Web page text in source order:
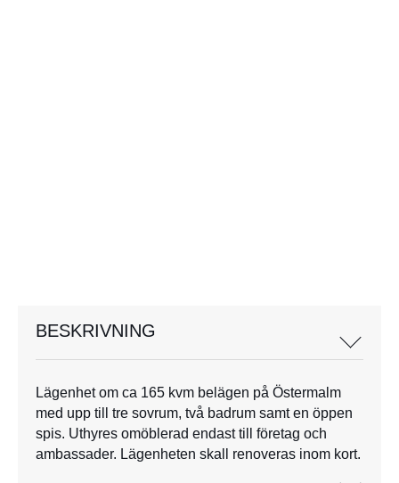
BESKRIVNING
Lägenhet om ca 165 kvm belägen på Östermalm
med upp till tre sovrum, två badrum samt en öppen
spis. Uthyres omöblerad endast till företag och
ambassader. Lägenheten skall renoveras inom kort.